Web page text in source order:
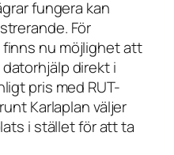
fungera kan
För
nu möjlighet att
direkt i
pris med RUT-
Karlaplan väljer
i stället för att ta